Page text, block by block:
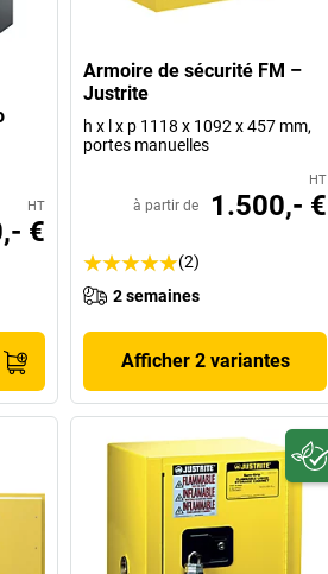
HT
€
Armoire de sécurité FM –
Justrite
h x l x p 1118 x 1092 x 457 mm,
portes manuelles
HT
à partir de 1.500,- €
(2)
2 semaines
Afficher 2 variantes